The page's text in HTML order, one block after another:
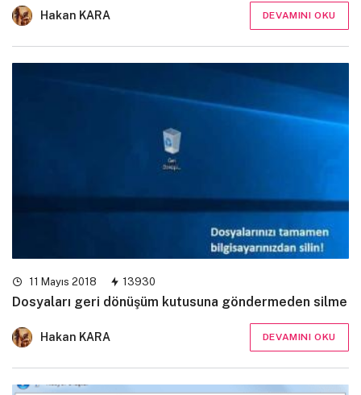
Hakan KARA DEVAMINI OKU
11 Mayıs 2018 13930
Dosyaları geri dönüşüm kutusuna göndermeden silme
Hakan KARA DEVAMINI OKU